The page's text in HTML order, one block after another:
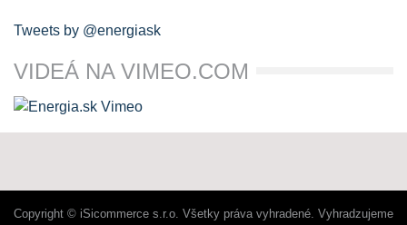
Tweets by @energiask
VIDEÁ NA VIMEO.COM
Copyright © iSicommerce s.r.o. Všetky práva vyhradené. Vyhradzujeme